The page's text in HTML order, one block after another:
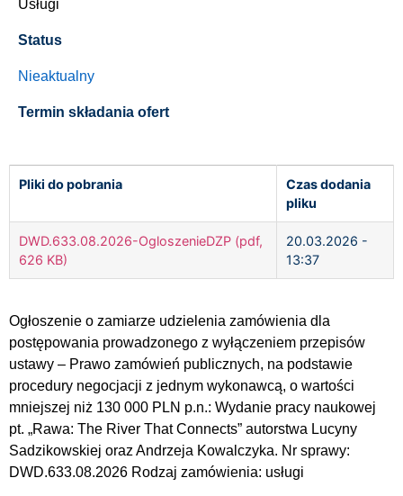
Usługi
Status
Nieaktualny
Termin składania ofert
Pliki do pobrania
Czas dodania
pliku
DWD.633.08.2026-OgloszenieDZP (pdf,
626 KB)
20.03.2026 -
13:37
Ogłoszenie o zamiarze udzielenia zamówienia dla
postępowania prowadzonego z wyłączeniem przepisów
ustawy – Prawo zamówień publicznych, na podstawie
procedury negocjacji z jednym wykonawcą, o wartości
mniejszej niż 130 000 PLN p.n.: Wydanie pracy naukowej
pt. „Rawa: The River That Connects” autorstwa Lucyny
Sadzikowskiej oraz Andrzeja Kowalczyka. Nr sprawy:
DWD.633.08.2026 Rodzaj zamówienia: usługi